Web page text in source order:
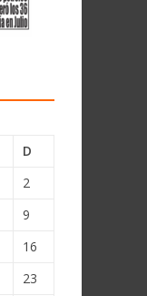
D
2
9
16
23